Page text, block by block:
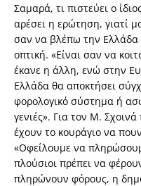
Σαμαρά, τι πιστεύει ο
αρέσει η ερώτηση, γιατί
σαν να βλέπω την Ελλάδα
οπτική. «Είναι σαν να
έκανε η άλλη, ενώ στην
Ελλάδα θα αποκτήσει
φορολογικό σύστημα ή
γενιές». Για τον Μ.
έχουν το κουράγιο να
«Οφείλουμε να
πλούσιοι πρέπει να
πληρώνουν φόρους, η